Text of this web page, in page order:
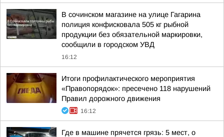
В сочинском магазине на улице Гагарина
полиция конфисковала 505 кг рыбной
продукции без обязательной маркировки,
сообщили в городском УВД
16:12
Итоги профилактического мероприятия
«Правопорядок»: пресечено 118 нарушений
Правил дорожного движения
16:12
Где в машине прячется грязь: 5 мест, о